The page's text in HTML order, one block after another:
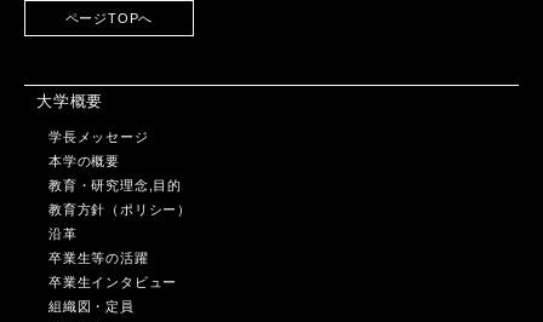
ページTOPへ
大学概要
学長メッセージ
本学の概要
教育・研究理念,目的
教育方針（ポリシー）
沿革
卒業生等の活躍
卒業生インタビュー
組織図・定員